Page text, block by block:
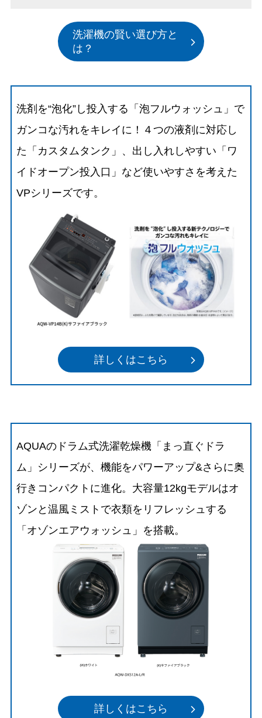
洗濯機の賢い選び方と
は？
洗剤を“泡化”し投入する「泡フルウォッシュ」で
ガンコな汚れをキレイに！４つの液剤に対応し
た「カスタムタンク」、出し入れしやすい「ワ
イドオープン投入口」など使いやすさを考えた
VPシリーズです。
詳しくはこちら
AQUAのドラム式洗濯乾燥機「まっ直ぐドラ
ム」シリーズが、機能をパワーアップ&さらに奥
行きコンパクトに進化。大容量12kgモデルはオ
ゾンと温風ミストで衣類をリフレッシュする
「オゾンエアウォッシュ」を搭載。
詳しくはこちら